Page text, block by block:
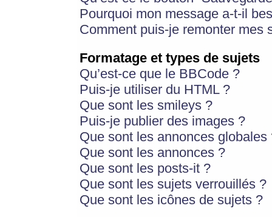
Pourquoi mon message a-t-il
Comment puis-je remonter mes
Formatage et types de sujets
Qu’est-ce que le BBCode ?
Puis-je utiliser du HTML ?
Que sont les smileys ?
Puis-je publier des images ?
Que sont les annonces globales
Que sont les annonces ?
Que sont les posts-it ?
Que sont les sujets verrouillés ?
Que sont les icônes de sujets ?